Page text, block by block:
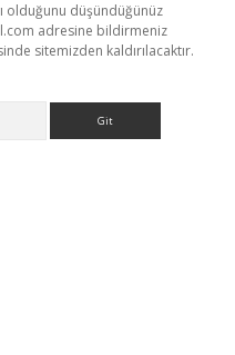
olduğunu düşündüğünüz
adresine bildirmeniz
sitemizden kaldırılacaktır.